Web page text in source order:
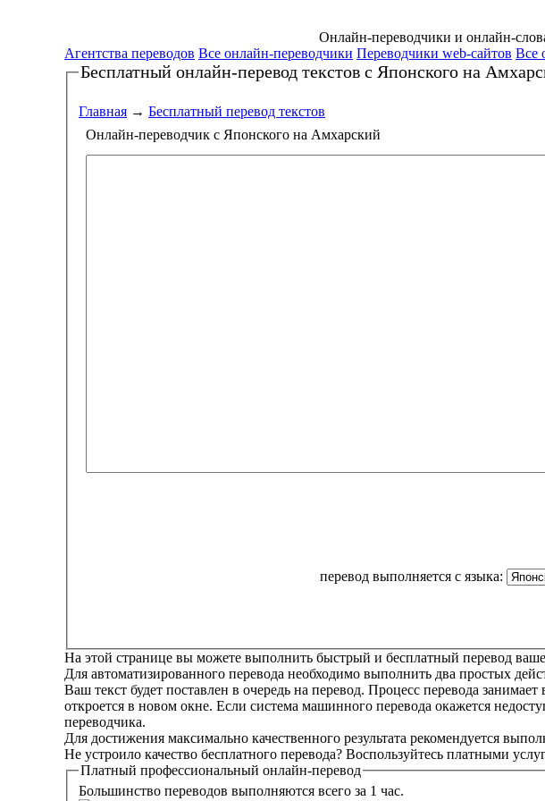
Онлайн-переводчики и онлайн-
Агентства переводов Все онлайн-переводчики Переводчики web-сайтов Все
Бесплатный онлайн-перевод текстов с Японского на
Главная → Бесплатный перевод текстов
Онлайн-переводчик с Японского на Амхарский
перевод выполняется с языка:
На этой странице вы можете выполнить быстрый и бесплатный перевод
Для автоматизированного перевода необходимо выполнить два простых
Ваш текст будет поставлен в очередь на перевод. Процесс перевода
откроется в новом окне. Если система машинного перевода окажется
переводчика.
Для достижения максимально качественного результата рекомендуется
Не устроило качество бесплатного перевода? Воспользуйтесь платными
Платный профессиональный онлайн-перевод
Большинство переводов выполняются всего за 1 час.